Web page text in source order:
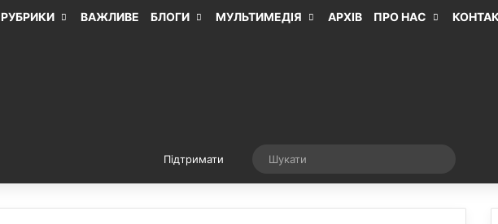
РУБРИКИ ВАЖЛИВЕ БЛОГИ МУЛЬТИМЕДІЯ АРХІВ ПРО НАС
Підтримати Випадкова стаття